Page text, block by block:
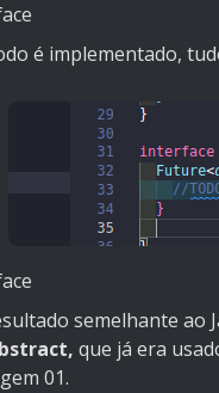
é implementado,
semelhante ao
que já era
01.